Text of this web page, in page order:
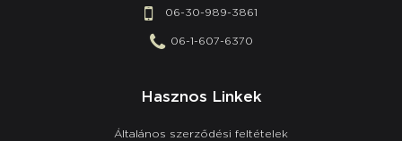
06-30-989-3861
06-1-607-6370
Hasznos Linkek
Általános szerződési feltételek